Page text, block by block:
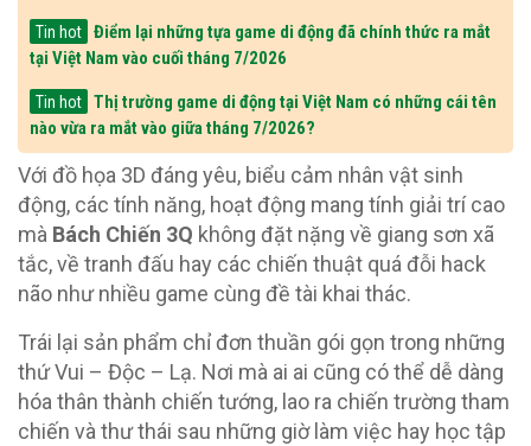
Tin hot
Điểm lại những tựa game di động đã chính thức ra mắt
tại Việt Nam vào cuối tháng 7/2026
Tin hot
Thị trường game di động tại Việt Nam có những cái tên
nào vừa ra mắt vào giữa tháng 7/2026?
Với đồ họa 3D đáng yêu, biểu cảm nhân vật sinh
động, các tính năng, hoạt động mang tính giải trí cao
mà Bách Chiến 3Q không đặt nặng về giang sơn xã
tắc, về tranh đấu hay các chiến thuật quá đỗi hack
não như nhiều game cùng đề tài khai thác.
Trái lại sản phẩm chỉ đơn thuần gói gọn trong những
thứ Vui – Độc – Lạ. Nơi mà ai ai cũng có thể dễ dàng
hóa thân thành chiến tướng, lao ra chiến trường tham
chiến và thư thái sau những giờ làm việc hay học tập